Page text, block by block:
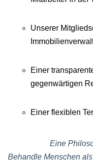
Unserer
Einer
gegenwärtigen
Einer flexiblen
Eine
Behandle Menschen